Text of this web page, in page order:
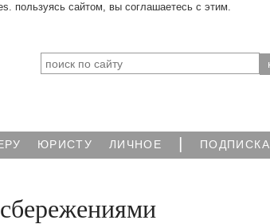
пользуясь сайтом, вы соглашаетесь с этим.
ЮРИСТУ ЛИЧНОЕ | ПОДПИСКА